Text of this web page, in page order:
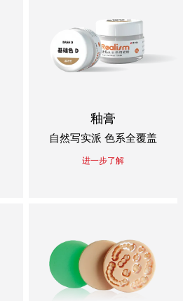
釉膏
自然写实派 色系全覆盖
进一步了解